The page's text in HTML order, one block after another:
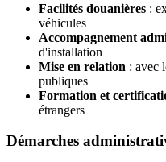
Facilités douanières :
véhicules
Accompagnement
d'installation
Mise en relation : avec
publiques
Formation et
étrangers
Démarches